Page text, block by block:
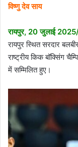
विष्णु देव साय
रायपुर, 20 जुलाई
रायपुर स्थित सरदार
राष्ट्रीय किक बॉक्सिंग
में सम्मिलित हुए।